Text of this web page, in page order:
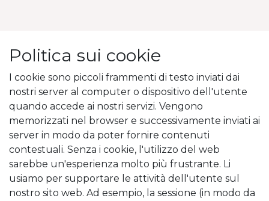
Politica sui cookie
I cookie sono piccoli frammenti di testo inviati dai
nostri server al computer o dispositivo dell'utente
quando accede ai nostri servizi. Vengono
memorizzati nel browser e successivamente inviati ai
server in modo da poter fornire contenuti
contestuali. Senza i cookie, l'utilizzo del web
sarebbe un'esperienza molto più frustrante. Li
usiamo per supportare le attività dell'utente sul
nostro sito web. Ad esempio, la sessione (in modo da